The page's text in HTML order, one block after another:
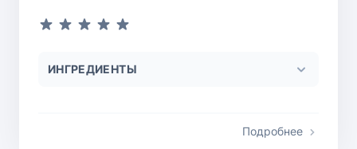
ИНГРЕДИЕНТЫ
Подробнее